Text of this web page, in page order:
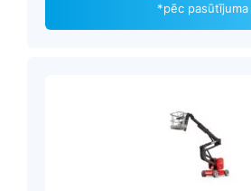
*pēc pasūtījuma